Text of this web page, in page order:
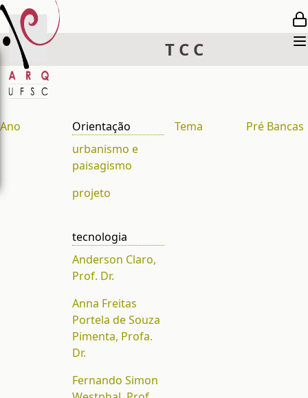
TCC
Ano
Orientação
urbanismo e
paisagismo
projeto
tecnologia
Anderson Claro,
Prof. Dr.
Anna Freitas
Portela de Souza
Pimenta, Profa.
Dr.
Fernando Simon
Tema Pré Bancas